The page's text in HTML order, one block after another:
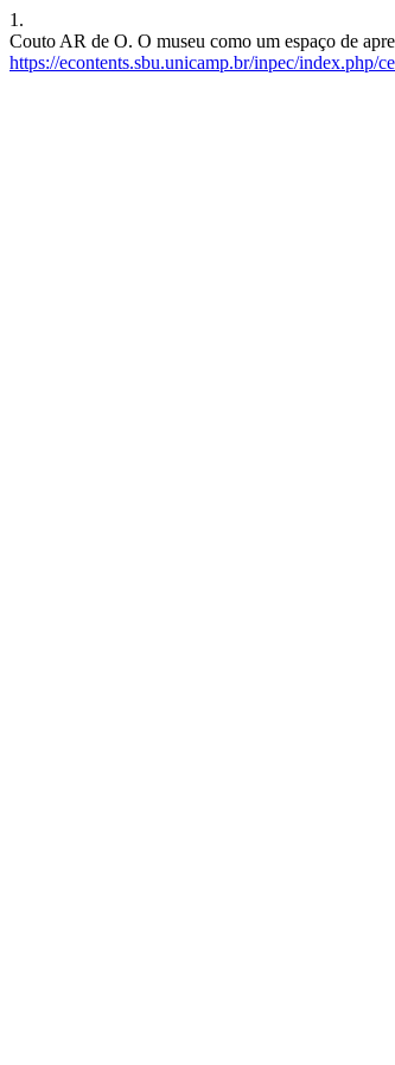
1.
Couto AR de O. O museu como um espaço de
https://econtents.sbu.unicamp.br/inpec/index.php/